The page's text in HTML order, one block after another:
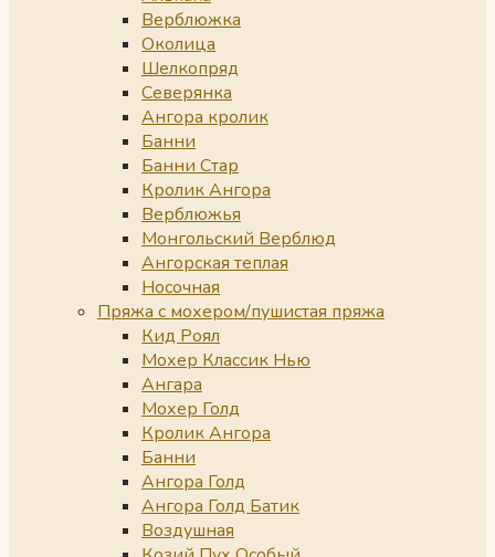
Верблюжка
Околица
Шелкопряд
Северянка
Ангора кролик
Банни
Банни Стар
Кролик Ангора
Верблюжья
Монгольский Верблюд
Ангорская теплая
Носочная
Пряжа с мохером/пушистая пряжа
Кид Роял
Мохер Классик Нью
Ангара
Мохер Голд
Кролик Ангора
Банни
Ангора Голд
Ангора Голд Батик
Воздушная